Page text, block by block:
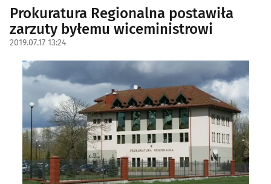
Prokuratura Regionalna postawiła
zarzuty byłemu wiceministrowi
2019.07.17 13:24